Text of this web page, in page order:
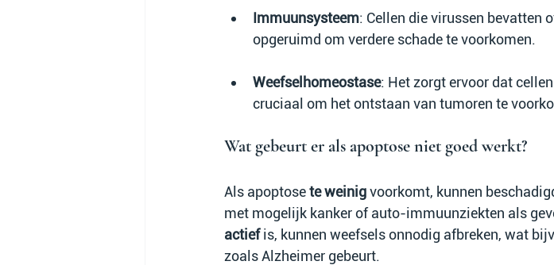
Immuunsysteem: Cellen die virussen bevatten
opgeruimd om verdere schade te voorkomen.
Weefselhomeostase: Het zorgt ervoor dat
cruciaal om het ontstaan van tumoren te
Wat gebeurt er als apoptose niet goed werkt?
Als apoptose te weinig voorkomt, kunnen
met mogelijk kanker of auto-immuunziekten als
actief is, kunnen weefsels onnodig afbreken, wat
zoals Alzheimer gebeurt.